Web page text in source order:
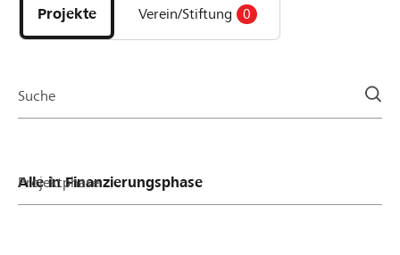
und
Organisationen
Projekte Verein/Stiftung 0
Suche
Projektphase